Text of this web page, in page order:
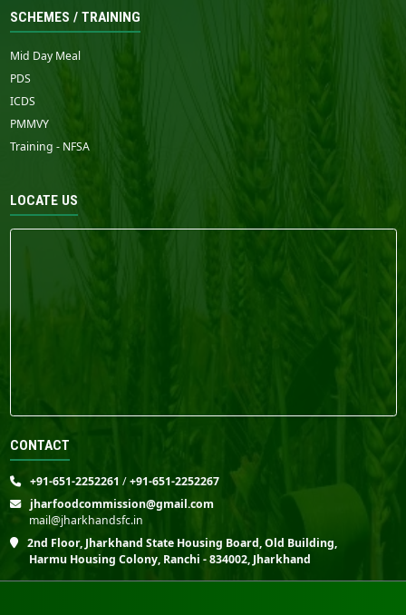
SCHEMES / TRAINING
Mid Day Meal
PDS
ICDS
PMMVY
Training - NFSA
LOCATE US
CONTACT
+91-651-2252261 /+91-651-2252267
jharfoodcommission@gmail.com
mail@jharkhandsfc.in
2nd Floor, Jharkhand State Housing Board, Old Building,
Harmu Housing Colony, Ranchi - 834002, Jharkhand